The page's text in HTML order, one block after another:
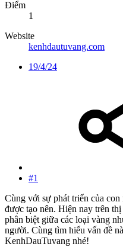
Điểm
1
Website
kenhdautuvang.com
19/4/24
#1
Cùng với sự phát triển của
được tạo nên. Hiện nay trên
phân biệt giữa các loại vàng
người. Cùng tìm hiểu vấn đề
KenhDauTuvang nhé!